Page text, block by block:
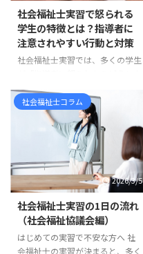
か。 まず整理しておくと、社会
福祉士の新カリキュラムは、令和
3年度、つまり2021年度入学者か
ら順次導入されています。 ま
た、国家試験については、令和6
れた第37回社会福祉士国家試験
から、新しい試験科目が ...
社会福祉士実習で怒られる
学生の特徴とは？指導者に
注意されやすい行動と対策
社会福祉士実習では、多くの学生
う」と不安に感じます。 実際、
実習中に指導を受ける場面は少な
くありません。しかし、その多く
は能力の問題ではなく、基本的な
姿勢やマナーに関するものです。
実習先の職員は、学生を厳しく指
導したいわけではありません。む
しろ「福祉職として大切な姿勢」
ら指導しています。 この記事で
は、社会福祉士実習で指導を受け
やすい学生の特徴と、実習前に意
社会福祉士コラム
2026/3/5
社会福祉士実習の1日の流れ
（社会福祉協議会編）
はじめての実習で不安な方へ 社
会福祉士の実習が決まると、多く